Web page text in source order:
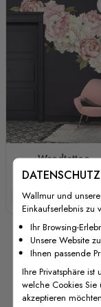
Wandtattoo
Kinderzimmer
Blumensträuße
Sonderpreis
59,00 €Regulärer
79,00 €
Wallmur und
Einkaufserlebnis zu
Ihr Browsing-
Unsere Website
Ihnen passende
Ihre Privatsphäre
welche Cookies
akzeptieren